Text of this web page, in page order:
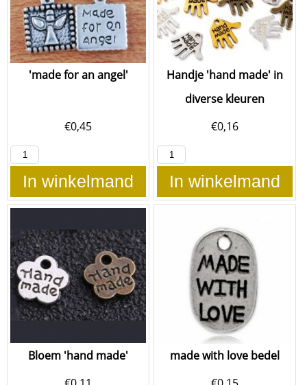
'made for an angel'
€0,45
In winkelmand
Handje 'hand made' in
diverse kleuren
€0,16
In winkelmand
Bloem 'hand made'
made with love bedel